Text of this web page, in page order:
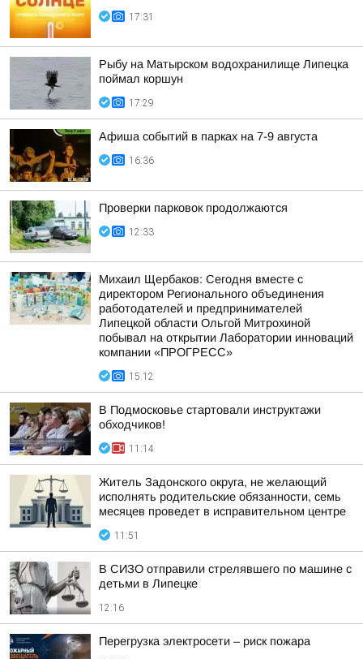
17:31
Рыбу на Матырском водохранилище Липецка
поймал коршун
17:29
Афиша событий в парках на 7-9 августа
16:36
Проверки парковок продолжаются
12:33
Михаил Щербаков: Сегодня вместе с
директором Регионального объединения
работодателей и предпринимателей
Липецкой области Ольгой Митрохиной
побывал на открытии Лаборатории инноваций
компании «ПРОГРЕСС»
15:12
В Подмосковье стартовали инструктажи
обходчиков!
11:14
Житель Задонского округа, не желающий
исполнять родительские обязанности, семь
месяцев проведет в исправительном центре
11:51
В СИЗО отправили стрелявшего по машине с
детьми в Липецке
12:16
Перегрузка электросети – риск пожара